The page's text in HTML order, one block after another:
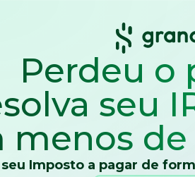
Perdeu o
seu
menos
Imposto a pagar de